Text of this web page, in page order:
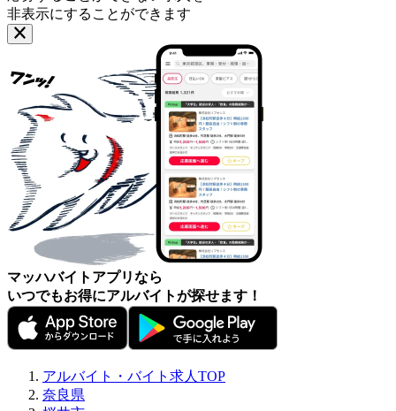
非表示にすることができます
マッハバイトアプリなら
いつでもお得にアルバイトが探せます！
アルバイト・バイト求人TOP
奈良県